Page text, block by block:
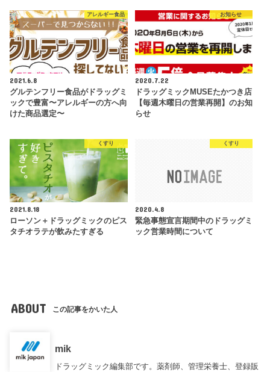
アレルギー食品
2021.6.8
グルテンフリー食品がドラッグミ
ックで豊富〜アレルギーの方へ向
けた商品選定〜
お知らせ
2020.7.22
ドラッグミックMUSEたかつき店
【毎週木曜日の営業再開】のお知
らせ
くすり
2021.8.18
ローソン＋ドラッグミックのピス
タチオラテが飲みたすぎる
くすり
2020.4.8
緊急事態宣言期間中のドラッグミ
ック営業時間について
ABOUT この記事をかいた人
mik
ドラッグミック編集部です。薬剤師、管理栄養士、登録販